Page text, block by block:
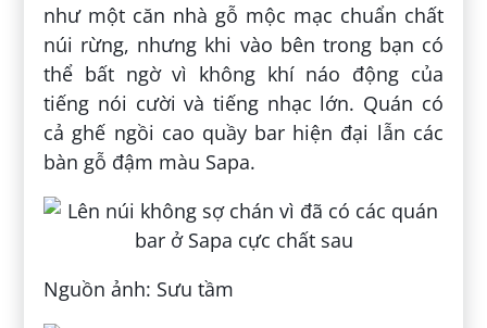
như một căn nhà gỗ mộc mạc chuẩn chất
núi rừng, nhưng khi vào bên trong bạn có
thể bất ngờ vì không khí náo động của
tiếng nói cười và tiếng nhạc lớn. Quán có
cả ghế ngồi cao quầy bar hiện đại lẫn các
bàn gỗ đậm màu Sapa.
Nguồn ảnh: Sưu tầm